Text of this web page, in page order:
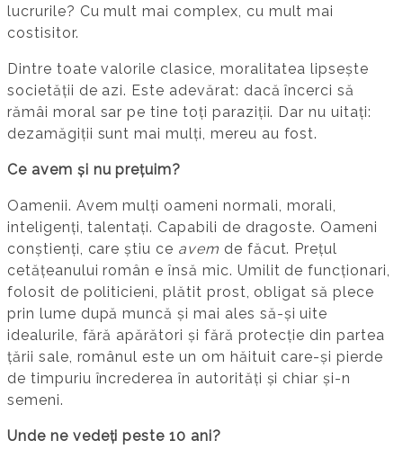
lucrurile? Cu mult mai complex, cu mult mai
costisitor.
Dintre toate valorile clasice, moralitatea lipsește
societății de azi. Este adevărat: dacă încerci să
rămâi moral sar pe tine toți paraziții. Dar nu uitați:
dezamăgiții sunt mai mulți, mereu au fost.
Ce avem și nu prețuim?
Oamenii. Avem mulți oameni normali, morali,
inteligenți, talentați. Capabili de dragoste. Oameni
conștienți, care știu ce avem de făcut. Prețul
cetățeanului român e însă mic. Umilit de funcționari,
folosit de politicieni, plătit prost, obligat să plece
prin lume după muncă și mai ales să-și uite
idealurile, fără apărători și fără protecție din partea
țării sale, românul este un om hăituit care-și pierde
de timpuriu încrederea în autorități și chiar și-n
semeni.
Unde ne vedeți peste 10 ani?